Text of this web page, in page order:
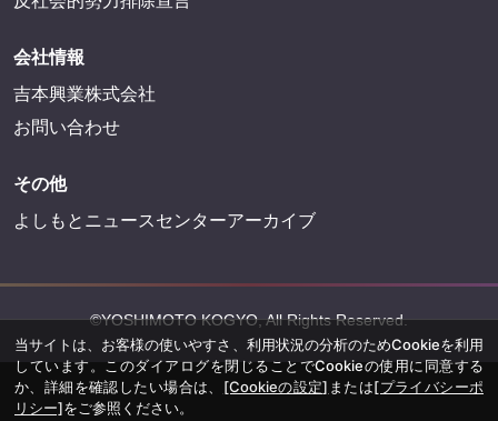
会社情報
吉本興業株式会社
お問い合わせ
その他
よしもとニュースセンターアーカイブ
©YOSHIMOTO KOGYO, All Rights Reserved.
当サイトは、お客様の使いやすさ、利用状況の分析のためCookieを利用
しています。このダイアログを閉じることでCookieの使用に同意する
か、詳細を確認したい場合は、 [Cookieの設定] または[プライバシーポ
リシー]をご参照ください。